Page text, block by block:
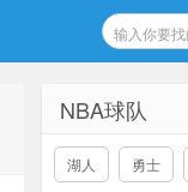
NBA球队
湖人 勇士